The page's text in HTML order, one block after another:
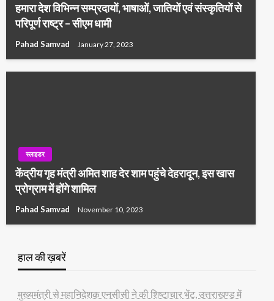
हमारा देश विभिन्न सम्प्रदायों, भाषाओं, जातियों एवं संस्कृतियों से
परिपूर्ण राष्ट्र – सीएम धामी
Pahad Samvad January 27, 2023
स्लाइडर
केंद्रीय गृह मंत्री अमित शाह देर शाम पहुंचे देहरादून, इस खास
प्रोग्राम में होंगे शामिल
Pahad Samvad November 10, 2023
हाल की ख़बरें
मुख्यमंत्री से महानिदेशक एनसीसी ने की शिष्टाचार भेंट, उत्तराखण्ड में